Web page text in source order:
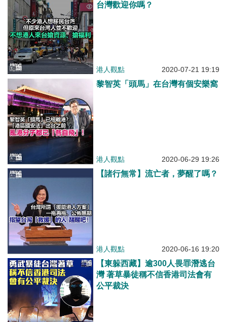
台灣歡迎你嗎？
港人觀點 2020-07-21 19:19
黎智英「頭馬」在台灣有個安樂窩
港人觀點 2020-06-29 19:26
【諸行無常】流亡者，夢醒了嗎？
港人觀點 2020-06-16 19:20
【東躲西藏】逾300人畏罪潛逃台
灣 著草暴徒稱不信香港司法會有
公平裁決